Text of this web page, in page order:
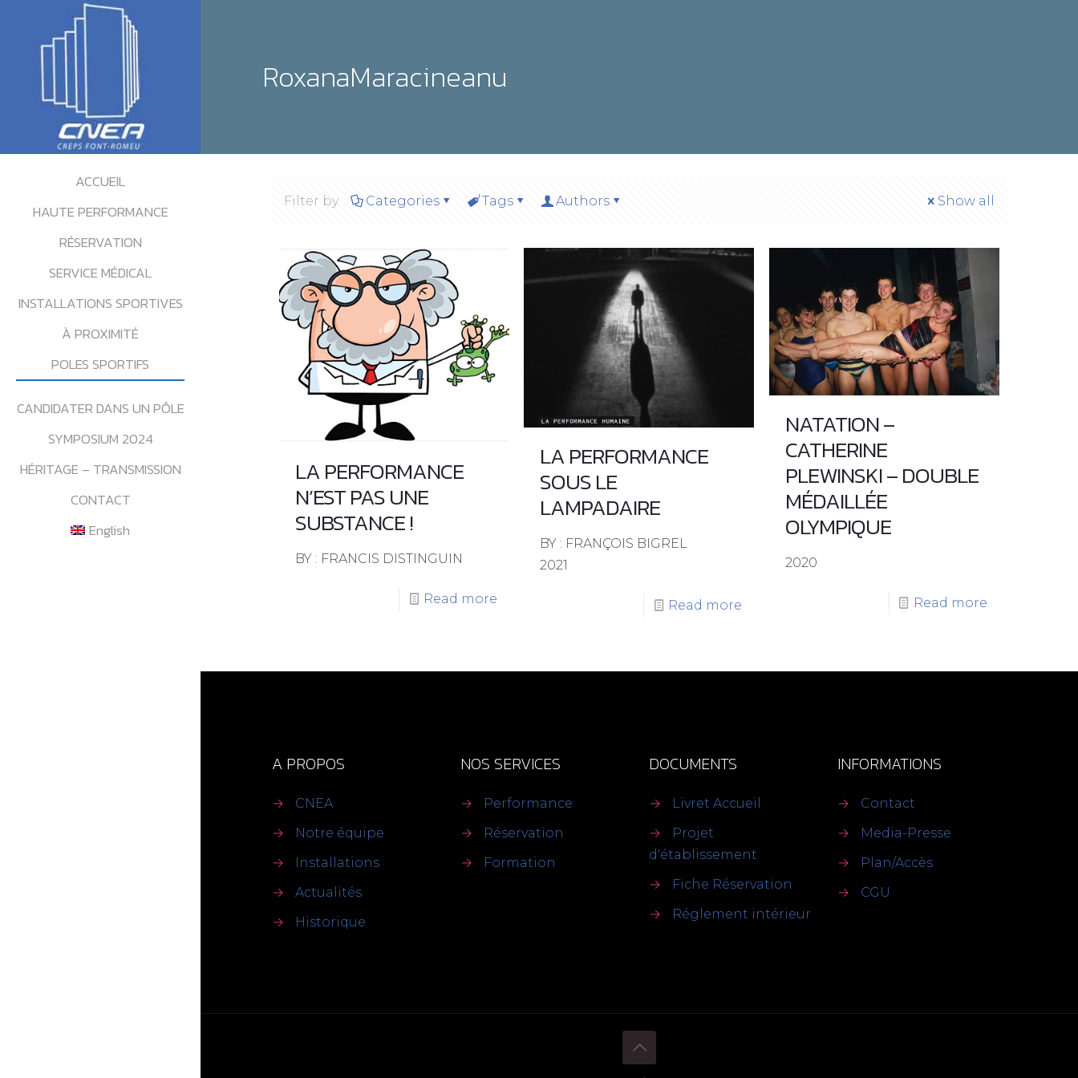
ACCUEIL
HAUTE PERFORMANCE
RÉSERVATION
SERVICE MÉDICAL
INSTALLATIONS SPORTIVES
À PROXIMITÉ
POLES SPORTIFS
CANDIDATER DANS UN PÔLE
SYMPOSIUM 2024
HÉRITAGE – TRANSMISSION
CONTACT
English
RoxanaMaracineanu
Filter by Categories Tags Authors Show all
LA PERFORMANCE
N’EST PAS UNE
SUBSTANCE !
BY : FRANCIS DISTINGUIN
Read more
LA PERFORMANCE
SOUS LE
LAMPADAIRE
BY : FRANÇOIS BIGREL
2021
Read more
NATATION –
CATHERINE
PLEWINSKI – DOUBLE
MÉDAILLÉE
OLYMPIQUE
2020
Read more
A PROPOS
→
CNEA
→
Notre équipe
→
Installations
→
Actualités
→
Historique
NOS SERVICES
→
Performance
→
Réservation
→
Formation
DOCUMENTS
→
Livret Accueil
→
Projet
d'établissement
→
Fiche Réservation
→
Réglement intérieur
INFORMATIONS
→
Contact
→
Media-Presse
→
Plan/Accès
→
CGU